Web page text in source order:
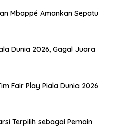
Mbappé Amankan Sepatu
Dunia 2026, Gagal Juara
Fair Play Piala Dunia 2026
Terpilih sebagai Pemain